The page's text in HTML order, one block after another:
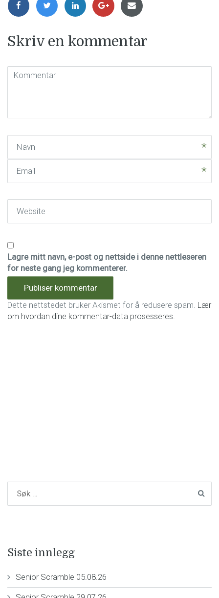
Skriv en kommentar
Kommentar
Lagre mitt navn, e-post og nettside i denne nettleseren
for neste gang jeg kommenterer.
Dette nettstedet bruker Akismet for å redusere spam. Lær
om hvordan dine kommentar-data prosesseres.
Siste innlegg
Senior Scramble 05.08.26